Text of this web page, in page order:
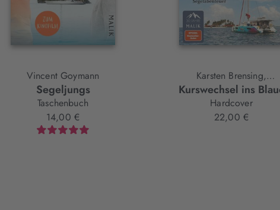
Vincent Goymann
Segeljungs
Taschenbuch
14,00 €
Karsten Brensing,
Katrin Linke
Kurswechsel ins
Hardcover
22,00 €